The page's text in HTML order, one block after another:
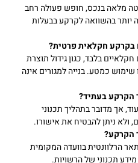
מלאה בנכס, חופש פעולה רחב
יותר בהשוואה לקרקע בבעלות
בקרקע חקלאית פרטית?
בלבד, כגון גידול תוצרת
כמטע. בנייה למגורים אינה
הקרקע בעתיד?
אך מדובר בתהליך תכנוני
ולא ניתן להבטיח את אישורו.
הקרקע?
הרלוונטית בוועדה המקומית
מידע תכנוני של הרשויות.